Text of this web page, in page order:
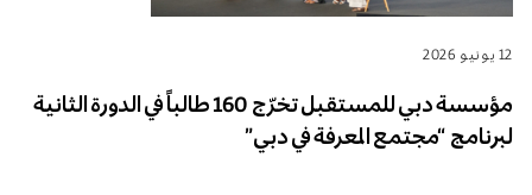
12 يونيو 2026
مؤسسة دبي للمستقبل تخرّج 160 طالباً في الدورة الثانية
لبرنامج “مجتمع المعرفة في دبي”